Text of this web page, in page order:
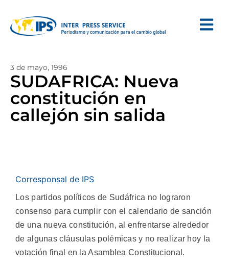
3 de mayo, 1996
SUDAFRICA: Nueva
constitución en
callejón sin salida
Corresponsal de IPS
Los partidos políticos de Sudáfrica no lograron
consenso para cumplir con el calendario de sanción
de una nueva constitución, al enfrentarse alrededor
de algunas cláusulas polémicas y no realizar hoy la
votación final en la Asamblea Constitucional.